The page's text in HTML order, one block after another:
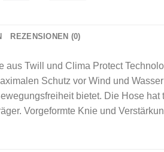
REZENSIONEN (0)
aus Twill und Clima Protect
Schutz vor Wind und
bietet. Die Hose
Vorgeformte Knie und